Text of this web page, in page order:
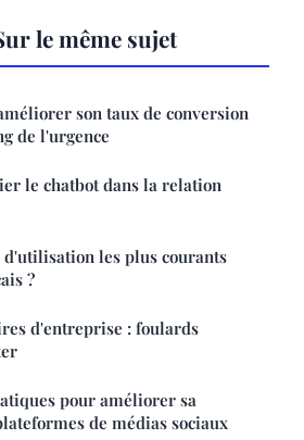
le même sujet
son taux de conversion
de l'urgence
le chatbot dans la relation
d'utilisation les plus courants
?
d'entreprise : foulards
pour améliorer sa
de médias sociaux